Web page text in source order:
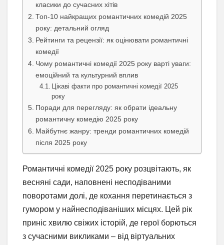
класики до сучасних хітів
Топ-10 найкращих романтичних комедій 2025
року: детальний огляд
Рейтинги та рецензії: як оцінювати романтичні
комедії
Чому романтичні комедії 2025 року варті уваги:
емоційний та культурний вплив
Цікаві факти про романтичні комедії 2025
року
Поради для перегляду: як обрати ідеальну
романтичну комедію 2025 року
Майбутнє жанру: тренди романтичних комедій
після 2025 року
Романтичні комедії 2025 року розцвітають, як
весняні сади, наповнені несподіваними
поворотами долі, де кохання перетинається з
гумором у найнесподіваніших місцях. Цей рік
приніс хвилю свіжих історій, де герої борються
з сучасними викликами – від віртуальних